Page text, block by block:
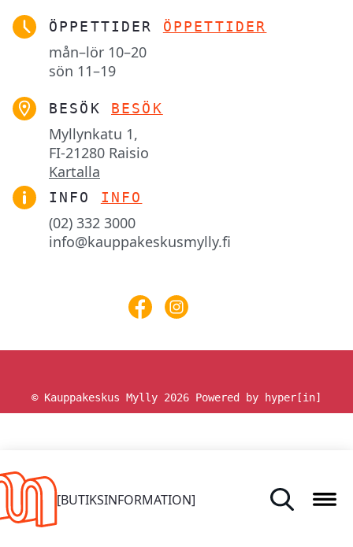
HEM
BUTIKER OCH TJÄNSTER
[BUTIKSINFORMATION]
ÖPPETTIDER ÖPPETTIDER
mån–lör 10–20
sön 11–19
BESÖK BESÖK
Myllynkatu 1,
FI-21280 Raisio
Kartalla
INFO INFO
(02) 332 3000
info@kauppakeskusmylly.fi
© Kauppakeskus Mylly 2026 Powered by hyper[in]